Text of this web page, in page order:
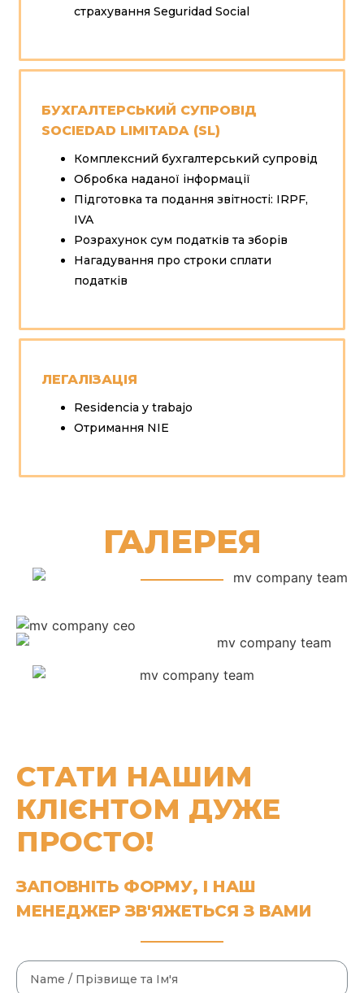
страхування Seguridad Social
БУХГАЛТЕРСЬКИЙ СУПРОВІД
SOCIEDAD LIMITADA (SL)
Комплексний бухгалтерський супровід
Обробка наданої інформації
Підготовка та подання звітності: IRPF,
IVA
Розрахунок сум податків та зборів
Нагадування про строки сплати
податків
ЛЕГАЛІЗАЦІЯ
Residencia y trabajo
Отримання NIE
ГАЛЕРЕЯ
СТАТИ НАШИМ
КЛІЄНТОМ ДУЖЕ
ПРОСТО!
ЗАПОВНІТЬ ФОРМУ, І НАШ
МЕНЕДЖЕР ЗВ'ЯЖЕТЬСЯ З ВАМИ